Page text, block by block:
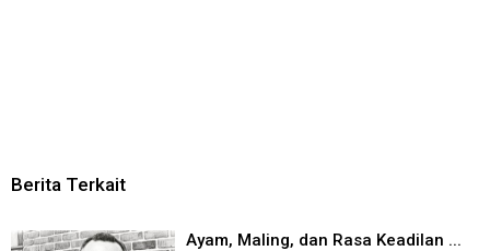
Berita Terkait
Ayam, Maling, dan Rasa Keadilan ...